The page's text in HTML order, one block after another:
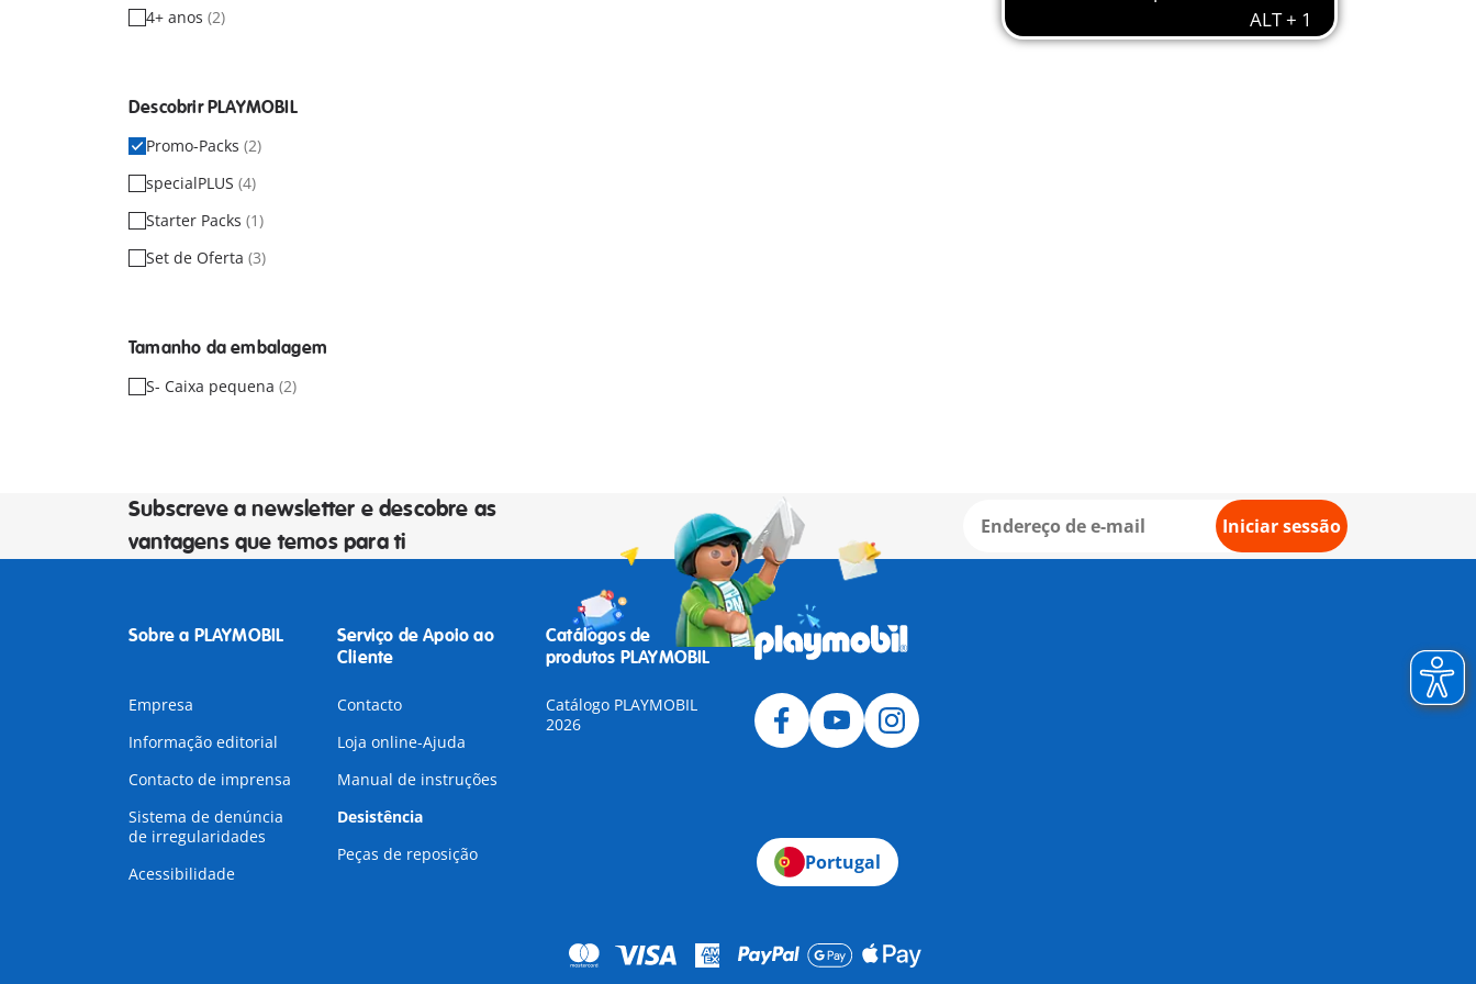
4+ anos (2)
Descobrir PLAYMOBIL
Promo-Packs (2)
specialPLUS (4)
Starter Packs (1)
Set de Oferta (3)
Tamanho da embalagem
S- Caixa pequena (2)
Subscreve a newsletter e descobre as
vantagens que temos para ti
Iniciar sessão
Sobre a PLAYMOBIL
Empresa
Informação editorial
Contacto de imprensa
Sistema de denúncia
de irregularidades
Acessibilidade
Serviço de Apoio ao
Cliente
Contacto
Loja online-Ajuda
Manual de instruções
Desistência
Peças de reposição
Catálogos de
produtos PLAYMOBIL
Catálogo PLAYMOBIL
2026
Portugal